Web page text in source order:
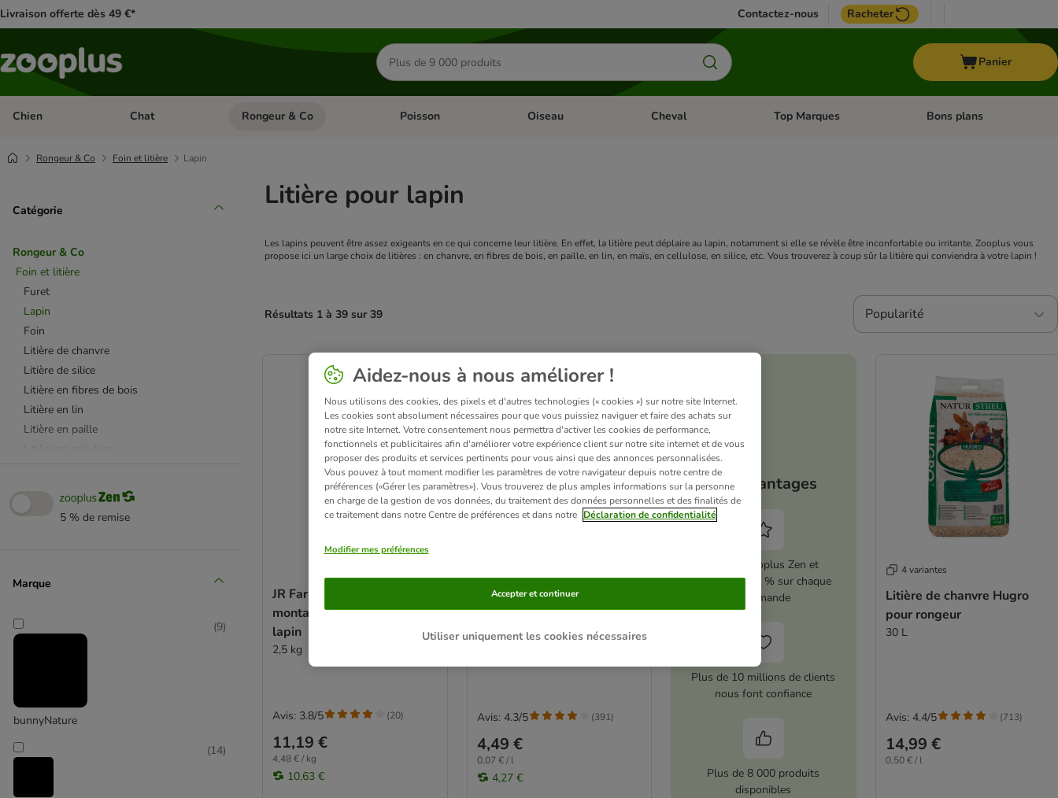
Livraison offerte dès 49 €* Contactez-nous Racheter
Rechercher
des
produits
Panier
Chien Dérouler les catégories: Chien
Chat Dérouler les catégories: Chat
Rongeur & Co Dérouler les catégories: Rongeur & Co
Poisson Dérouler les catégories: Poisson
Oiseau Dérouler les catégories: Oiseau
Cheval Dérouler les catégories: Cheval
Top Marques Dérouler les catégories: Top
Bons plans
Rongeur & Co Foin et litière Lapin
Catégorie
Rongeur & Co
Foin et litière
Furet
Lapin
Foin
Litière de chanvre
Litière de silice
Litière en fibres de bois
Litière en lin
Litière en paille
Octodon
Hamster
5 % de remise
Marque
bunnyNature
(9)
(14)
Litière pour lapin
Les lapins peuvent être assez exigeants en ce qui concerne leur litière. En effet, la litière peut déplaire au lapin, notamment si elle se révèle être inconfortable ou irritante. Zooplus vous
propose ici un large choix de litières : en chanvre, en fibres de bois, en paille, en lin, en maïs, en cellulose, en silice, etc. Vous trouverez à coup sûr la litière qui conviendra à votre lapin !
Résultats 1 à 39 sur 39 Popularité
product items have been changed
JR Farm Foin des
montagnes pour rongeur et
lapin
2,5 kg
11,19 €
4,48 € / kg
10,63 €
Avis: 3.8/5 (20)
Sélection zooplus
Litière pour rongeur Chipsi
Classic
3,2 kg (60 L environ)
4,49 €
0,07 € / l
4,27 €
Avis: 4.3/5 (391)
Vos avantages
Activez zooplus Zen et
économisez 5 % sur chaque
commande
Plus de 10 millions de clients
nous font confiance
Plus de 8 000 produits
disponibles
4 variantes
Litière de chanvre Hugro
pour rongeur
30 L
14,99 €
0,50 € / l
Avis: 4.4/5 (713)
Aidez-nous à nous améliorer !
Nous utilisons des cookies, des pixels et d'autres technologies (« cookies ») sur notre site Internet.
Les cookies sont absolument nécessaires pour que vous puissiez naviguer et faire des achats sur
notre site Internet. Votre consentement nous permettra d'activer les cookies de performance,
fonctionnels et publicitaires afin d'améliorer votre expérience client sur notre site internet et de vous
proposer des produits et services pertinents pour vous ainsi que des annonces personnalisées.
Vous pouvez à tout moment modifier les paramètres de votre navigateur depuis notre centre de
préférences («Gérer les paramètres»). Vous trouverez de plus amples informations sur la personne
en charge de la gestion de vos données, du traitement des données personnelles et des finalités de
ce traitement dans notre Centre de préférences et dans notre Déclaration de confidentialité
Modifier mes préférences
Utiliser uniquement les cookies nécessaires
Accepter et continuer